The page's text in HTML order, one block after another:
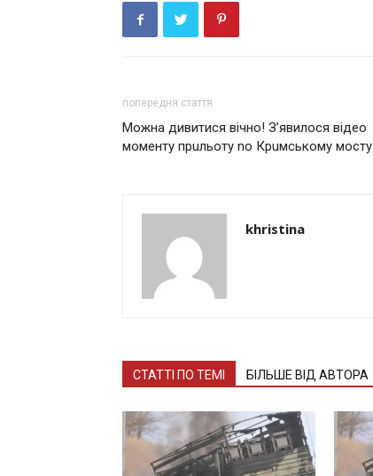
попередня стаття
Можна дивитися вічно! З’явилося відео
моменту прuльоту nо Крuмському мосту
khristina
СТАТТІ ПО ТЕМІ БІЛЬШЕ ВІД АВТОРА